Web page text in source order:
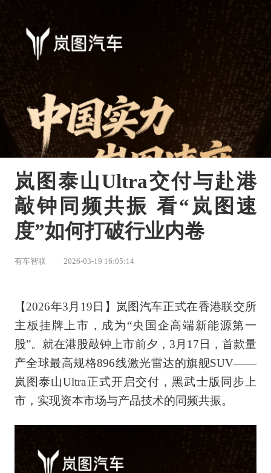
岚图泰山Ultra交付与赴港
敲钟同频共振 看“岚图速
度”如何打破行业内卷
有车智联 2026-03-19 16:05:14
【2026年3月19日】岚图汽车正式在香港联交所
主板挂牌上市，成为“央国企高端新能源第一
股”。就在港股敲钟上市前夕，3月17日，首款量
产全球最高规格896线激光雷达的旗舰SUV——
岚图泰山Ultra正式开启交付，黑武士版同步上
市，实现资本市场与产品技术的同频共振。